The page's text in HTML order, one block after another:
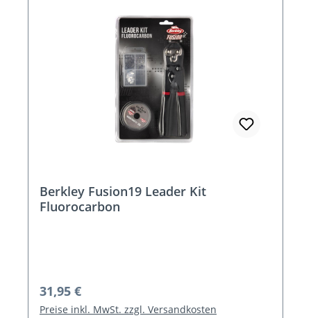
Berkley Fusion19 Leader Kit
Fluorocarbon
Regulärer Preis:
31,95 €
Preise inkl. MwSt. zzgl. Versandkosten